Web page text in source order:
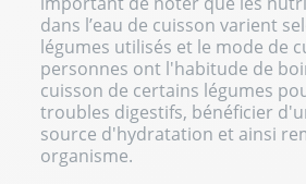
dans l’eau de cuisson varient
légumes utilisés et le mode de
personnes ont l'habitude de
cuisson de certains légumes
troubles digestifs, bénéficier
source d'hydratation et ainsi
organisme.